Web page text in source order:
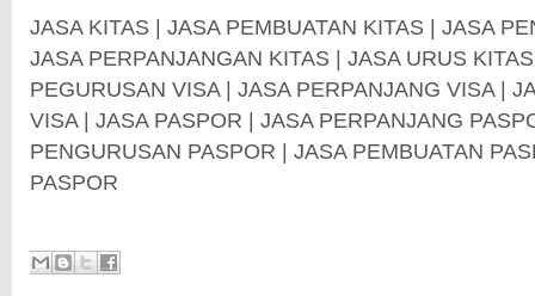
JASA KITAS | JASA PEMBUATAN KITAS | JASA
JASA PERPANJANGAN KITAS | JASA URUS
PEGURUSAN VISA | JASA PERPANJANG VISA |
VISA | JASA PASPOR | JASA PERPANJANG
PENGURUSAN PASPOR | JASA PEMBUATAN
PASPOR